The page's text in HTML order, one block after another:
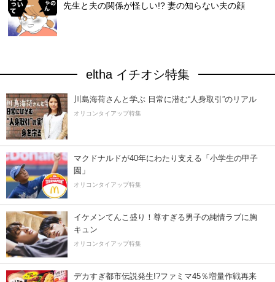
先生と夫の関係が怪しい!? 妻の知らない夫の顔
eltha イチオシ特集
川島海荷さんと学ぶ 日常に潜む“人身取引”のリアル
オリコンタイアップ特集
マクドナルドが40年にわたり支える「小学生の甲子
園」
オリコンタイアップ特集
イケメンてんこ盛り！尊すぎる男子の純情ラブに胸
キュン
オリコンタイアップ特集
デカすぎ都市伝説発生!?ファミマ45％増量作戦再来